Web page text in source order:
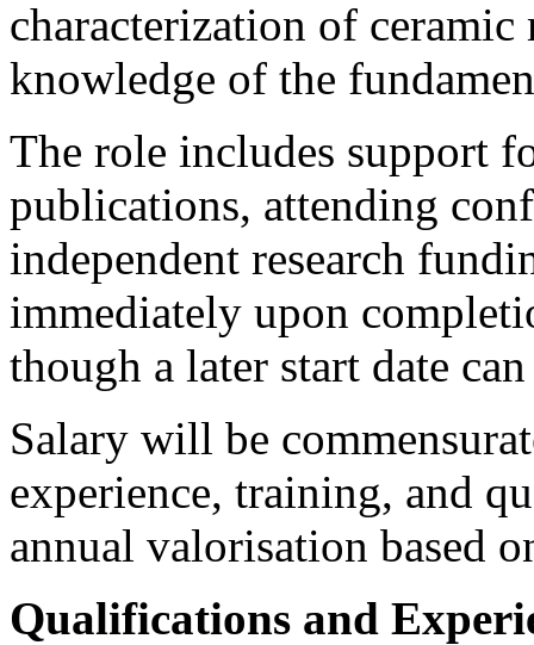
characterization of
knowledge of the
The role includes support
publications, attending
independent research
immediately upon
though a later start date
Salary will be
experience, training, and
annual valorisation based
Qualifications and